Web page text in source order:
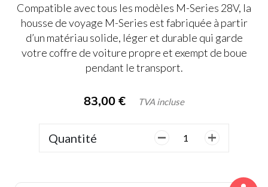
Compatible avec tous les modèles M-Series 28V, la
housse de voyage M-Series est fabriquée à partir
d’un matériau solide, léger et durable qui garde
votre coffre de voiture propre et exempt de boue
pendant le transport.
83,00 € TVA incluse
Quantité
quantité
pour